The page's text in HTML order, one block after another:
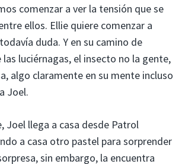
comenzar a ver la tensión que se
ellos. Ellie quiere comenzar a
duda. Y en su camino de
las luciérnagas, el insecto no la gente,
algo claramente en su mente incluso
Joel.
Joel llega a casa desde Patrol
a casa otro pastel para sorprender
sin embargo, la encuentra